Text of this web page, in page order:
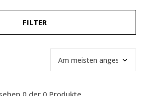
FILTER
0 der 0 Produkte